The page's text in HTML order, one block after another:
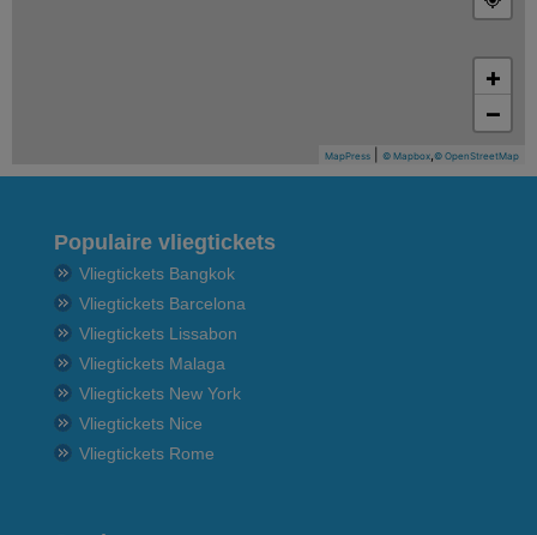
+
−
MapPress © Mapbox © OpenStreetMap
Populaire vliegtickets
Vliegtickets Bangkok
Vliegtickets Barcelona
Vliegtickets Lissabon
Vliegtickets Malaga
Vliegtickets New York
Vliegtickets Nice
Vliegtickets Rome